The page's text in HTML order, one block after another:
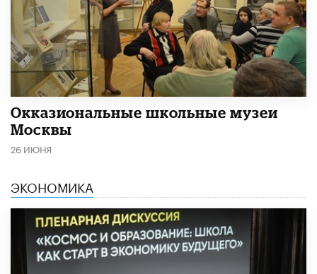
​Окказиональные школьные музеи
Москвы
26 ИЮНЯ
ЭКОНОМИКА